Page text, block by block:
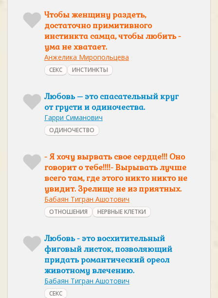
Чтобы женщину раздеть,
достаточно примитивного
инстинкта самца, чтобы любить -
ума не хватает.
Анжелика Миропольцева
СЕКС ИНСТИНКТЫ
Любовь – это спасательный круг
от грусти и одиночества.
Гарри Симанович
ОДИНОЧЕСТВО
- Я хочу вырвать свое сердце!!! Оно
говорит о тебе!!!!- Вырывать лучше
всего там, где этого никто никто не
увидит. Зрелище не из приятных.
Бабаян Тигран Ашотович
ОТНОШЕНИЯ НЕРВНЫЕ КЛЕТКИ
Любовь - это восхитительный
фиговый листок, позволяющий
придать романтический ореол
животному влечению.
Бабаян Тигран Ашотович
СЕКС